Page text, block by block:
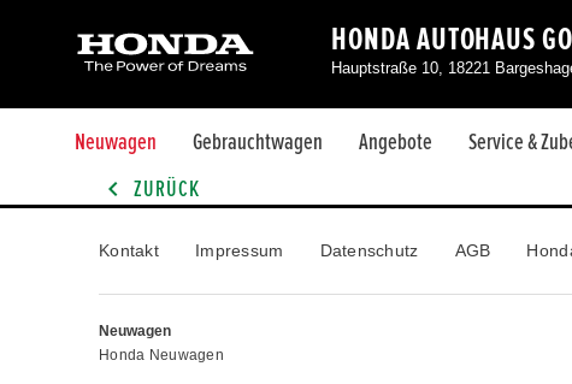
HONDA AUTOHAUS
Hauptstraße 10, 18221
Neuwagen Gebrauchtwagen Angebote Service &
ZURÜCK
Kontakt Impressum Datenschutz AGB
Neuwagen
Honda Neuwagen